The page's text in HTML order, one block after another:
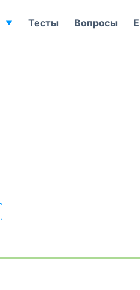
Тесты Вопросы